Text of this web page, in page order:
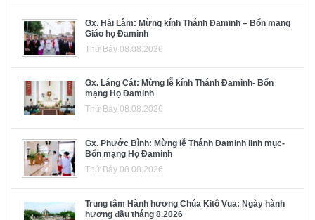
Gx. Hải Lâm: Mừng kính Thánh Đaminh – Bổn mạng
Giáo họ Đaminh
Thứ Bảy 08.08.2026
Gx. Láng Cát: Mừng lễ kính Thánh Đaminh- Bổn
mạng Họ Đaminh
Thứ Bảy 08.08.2026
Gx. Phước Bình: Mừng lễ Thánh Đaminh linh mục-
Bổn mạng Họ Đaminh
Thứ Bảy 08.08.2026
Trung tâm Hành hương Chúa Kitô Vua: Ngày hành
hương đầu tháng 8.2026